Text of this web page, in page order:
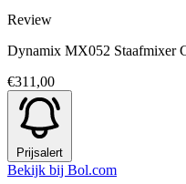
Review
Dynamix MX052 Staafmixer
€311,00
Prijsalert
Bekijk bij Bol.com